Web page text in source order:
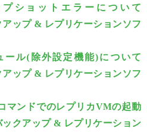
ショットエラーについて
アップ & レプリケーションソフ
ール(除外設定機能)について
アップ & レプリケーションソフ
マンドでのレプリカVMの起動
クアップ & レプリケーション